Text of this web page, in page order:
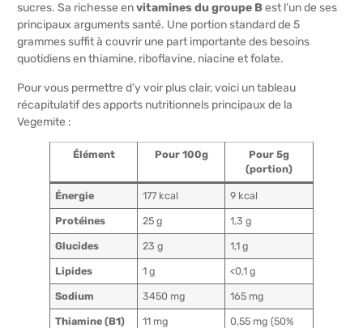
sucres. Sa richesse envitamines du groupe Best l’un de ses
principaux arguments santé. Une portion standard de 5
grammes suffit à couvrir une part importante des besoins
quotidiens en thiamine, riboflavine, niacine et folate.
Pour vous permettre d’y voir plus clair, voici un tableau
récapitulatif des apports nutritionnels principaux de la
Vegemite :
Élément Pour 100g
Pour 5g
(portion)
Énergie 177 kcal 9 kcal
Protéines 25 g 1,3 g
Glucides 23 g 1,1 g
Lipides 1 g <0,1 g
Sodium 3450 mg 165 mg
Thiamine (B1) 11 mg
0,55 mg (50%